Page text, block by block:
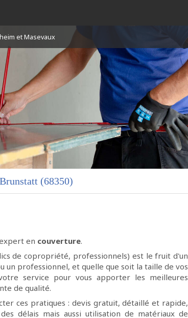
et Masevaux
(68350)
en couverture.
de copropriété, professionnels) est le fruit d'un
un professionnel, et quelle que soit la taille de vos
service pour vous apporter les meilleures
de qualité.
ces pratiques : devis gratuit, détaillé et rapide,
délais mais aussi utilisation de matériaux de